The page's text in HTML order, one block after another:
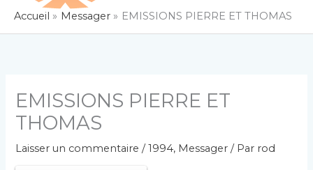
Accueil Messager EMISSIONS PIERRE ET THOMAS
EMISSIONS PIERRE ET
THOMAS
Laisser un commentaire /1994, Messager / Par rod